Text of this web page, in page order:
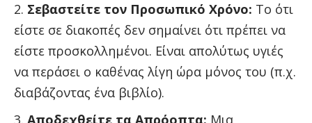
Σεβαστείτε τον Προσωπικό Χρόνο: Το ότι
είστε σε διακοπές δεν σημαίνει ότι πρέπει να
είστε προσκολλημένοι. Είναι απολύτως υγιές
να περάσει ο καθένας λίγη ώρα μόνος του (π.χ.
διαβάζοντας ένα βιβλίο).
Αποδεχθείτε τα Απρόοπτα: Μια